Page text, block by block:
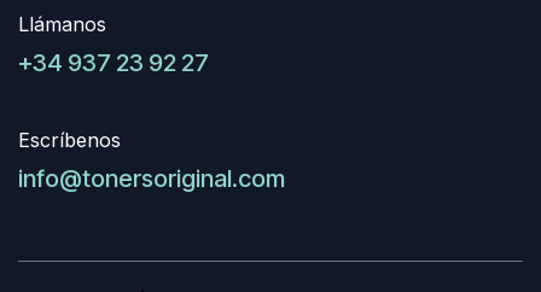
Llámanos
+34 937 23 92 27
Escríbenos
info@tonersoriginal.com